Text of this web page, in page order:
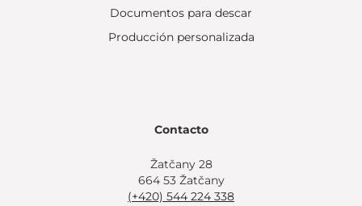
Documentos para descar
Producción personalizada
Contacto
Žatčany 28
664 53 Žatčany
(+420) 544 224 338